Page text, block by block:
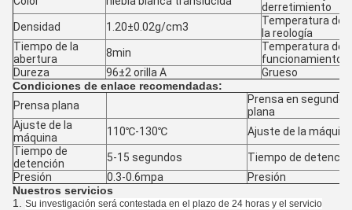
derretimiento
Densidad
1.20±0.02g/cm3
Temperatura de
la reología
Tiempo de la
abertura
8min
Temperatura de
funcionamiento
Dureza
96±2 orilla A
Grueso
Condiciones de enlace recomendadas:
Prensa plana
Prensa en segundo
plana
Ajuste de la
máquina
110℃-130℃
Ajuste de la máquina
Tiempo de
detención
5-15 segundos
Tiempo de
Presión
0.3-0.6mpa
Presión
Nuestros servicios
1. Su investigación será contestada en el plazo de 24 horas y el servicio